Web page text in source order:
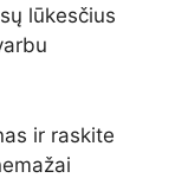
lūkesčius
ir raskite